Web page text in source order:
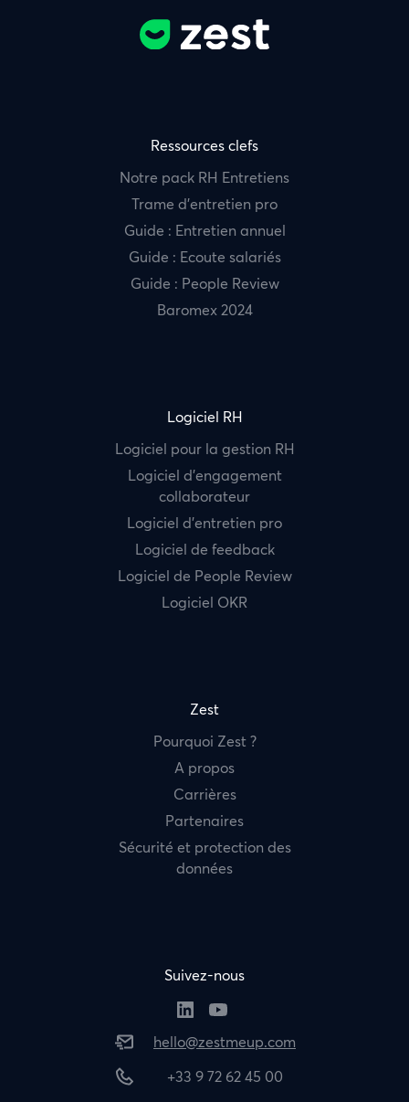
Ressources clefs
Notre pack RH Entretiens
Trame d’entretien pro
Guide : Entretien annuel
Guide : Ecoute salariés
Guide : People Review
Baromex 2024
Logiciel RH
Logiciel pour la gestion RH
Logiciel d’engagement
collaborateur
Logiciel d’entretien pro
Logiciel de feedback
Logiciel de People Review
Logiciel OKR
Zest
Pourquoi Zest ?
A propos
Carrières
Partenaires
Sécurité et protection des
données
Suivez-nous
hello@zestmeup.com
+33 9 72 62 45 00